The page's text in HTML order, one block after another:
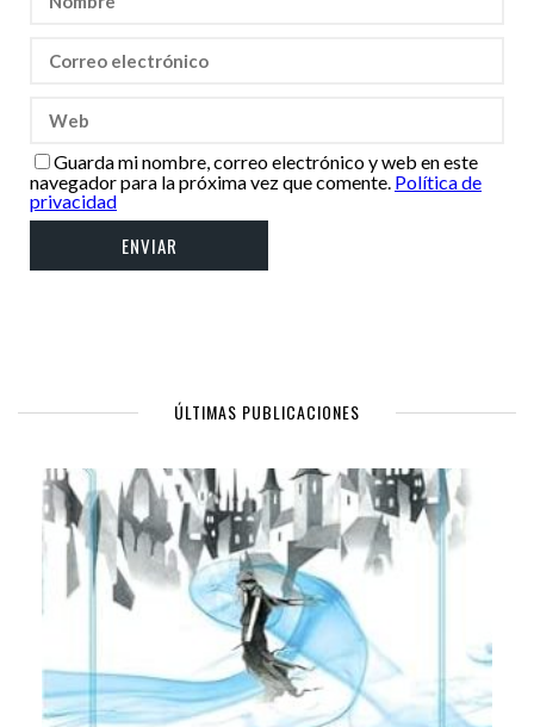
Guarda mi nombre, correo electrónico y web en este
navegador para la próxima vez que comente. Política de
privacidad
ÚLTIMAS PUBLICACIONES